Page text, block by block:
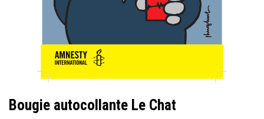
Bougie autocollante Le Chat